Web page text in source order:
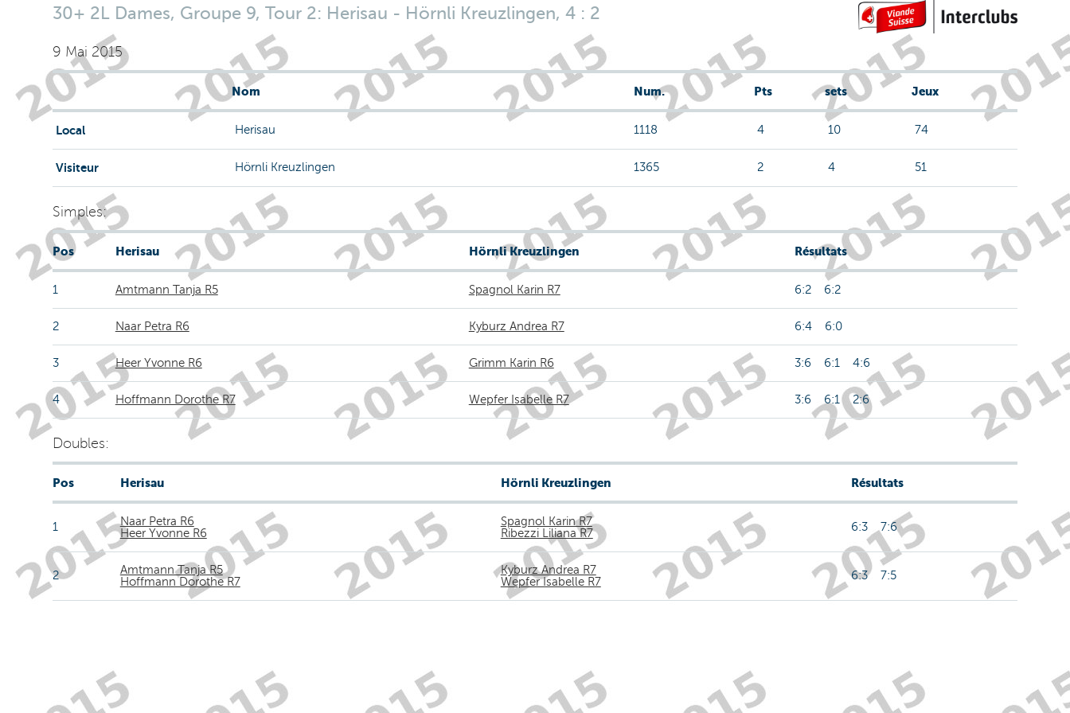
30+ 2L Dames, Groupe 9, Tour 2: Herisau - Hörnli Kreuzlingen, 4 : 2
9 Mai 2015
Nom Num. Pts sets Jeux
Local Herisau 1118 4 10 74
Visiteur Hörnli Kreuzlingen 1365 2 4 51
Simples:
Pos Herisau Hörnli Kreuzlingen Résultats
1 Amtmann Tanja R5 Spagnol Karin R7 6:2 6:2
2 Naar Petra R6 Kyburz Andrea R7 6:4 6:0
3 Heer Yvonne R6 Grimm Karin R6 3:6 6:1 4:6
4 Hoffmann Dorothe R7 Wepfer Isabelle R7 3:6 6:1 2:6
Doubles:
Pos Herisau Hörnli Kreuzlingen Résultats
1
Naar Petra R6
Heer Yvonne R6
Spagnol Karin R7
Ribezzi Liliana R7
6:3 7:6
2
Amtmann Tanja R5
Hoffmann Dorothe R7
Kyburz Andrea R7
Wepfer Isabelle R7
6:3 7:5